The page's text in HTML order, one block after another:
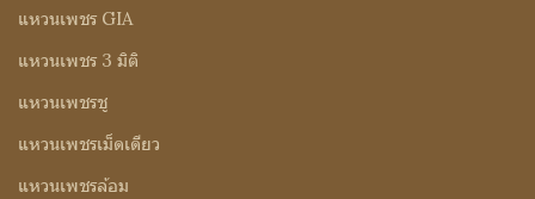
แหวนเพชร GIA
แหวนเพชร 3 มิติ
แหวนเพชรชู
แหวนเพชรเม็ดเดียว
แหวนเพชรล้อม